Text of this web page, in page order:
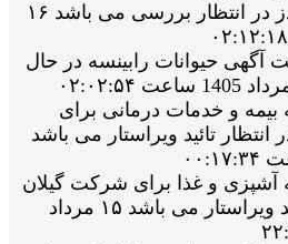
برای شرکت مدیا ادز در انتظار بررسی می باشد ۱۶
آگهی حیوانات رابینسه در حال
بیمه و خدمات درمانی برای
تائید ویراستار می باشد
آشپزی و غذا برای شرکت گیلان
کشت در انتظار تائید ویراستار می باشد ۱۵ مرداد